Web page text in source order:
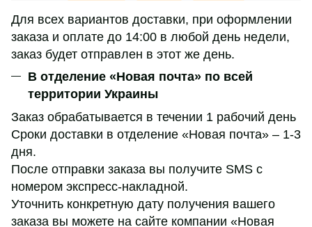
Для всех вариантов доставки, при оформлении
заказа и оплате до 14:00 в любой день недели,
заказ будет отправлен в этот же день.
В отделение «Новая почта» по всей
территории Украины
Заказ обрабатывается в течении 1 рабочий день
Сроки доставки в отделение «Новая почта» – 1-3
дня.
После отправки заказа вы получите SMS с
номером экспресс-накладной.
Уточнить конкретную дату получения вашего
заказа вы можете на сайте компании «Новая